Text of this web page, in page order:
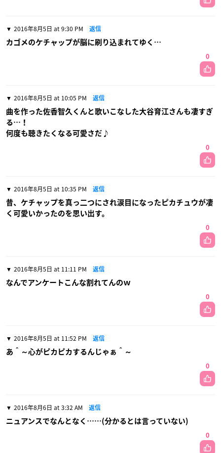
2016年8月5日 at 9:30 PM 返信
カゴメのケチャップが脳に刷り込まれてゆく…
0
2016年8月5日 at 10:05 PM 返信
曲を作った佐香智久くんと歌いこなした大谷育江さんも凄すぎ
る…！
何度も聴きたくなる可愛さだ♪
0
2016年8月5日 at 10:35 PM 返信
昔、ケチャップを真っ二つにされ涙目になったピカチュウが凄
く可愛いかったのを思い出す。
0
2016年8月5日 at 11:11 PM 返信
なんでアンケートこんな割れてんのｗ
0
2016年8月5日 at 11:52 PM 返信
あ＾～心がピカピカするんじゃぁ＾～
0
2016年8月6日 at 3:32 AM 返信
ニュアンスでなんとなく……(分かるとは言っていない)
0